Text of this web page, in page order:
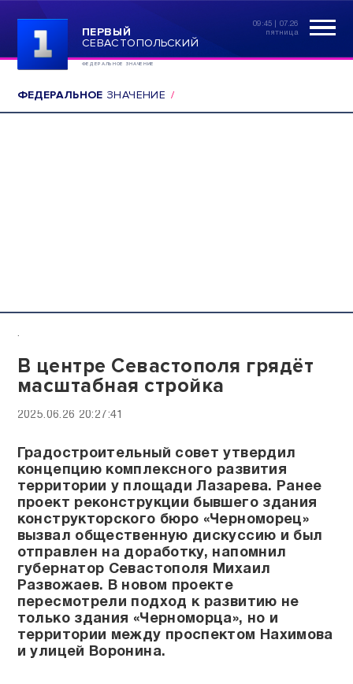
ПЕРВЫЙ
СЕВАСТОПОЛЬСКИЙ
ФЕДЕРАЛЬНОЕ ЗНАЧЕНИЕ
09:45 | 07.26
пятница
ФЕДЕРАЛЬНОЕ ЗНАЧЕНИЕ
.
В центре Севастополя грядёт
масштабная стройка
2025.06.26 20:27:41
Градостроительный совет утвердил
концепцию комплексного развития
территории у площади Лазарева. Ранее
проект реконструкции бывшего здания
конструкторского бюро «Черноморец»
вызвал общественную дискуссию и был
отправлен на доработку, напомнил
губернатор Севастополя Михаил
Развожаев. В новом проекте
пересмотрели подход к развитию не
только здания «Черноморца», но и
территории между проспектом Нахимова
и улицей Воронина.